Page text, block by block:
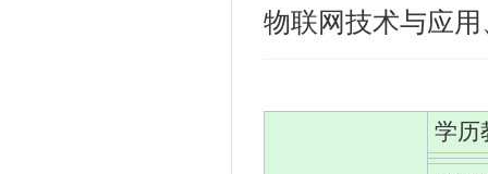
物联网技术与应
学历